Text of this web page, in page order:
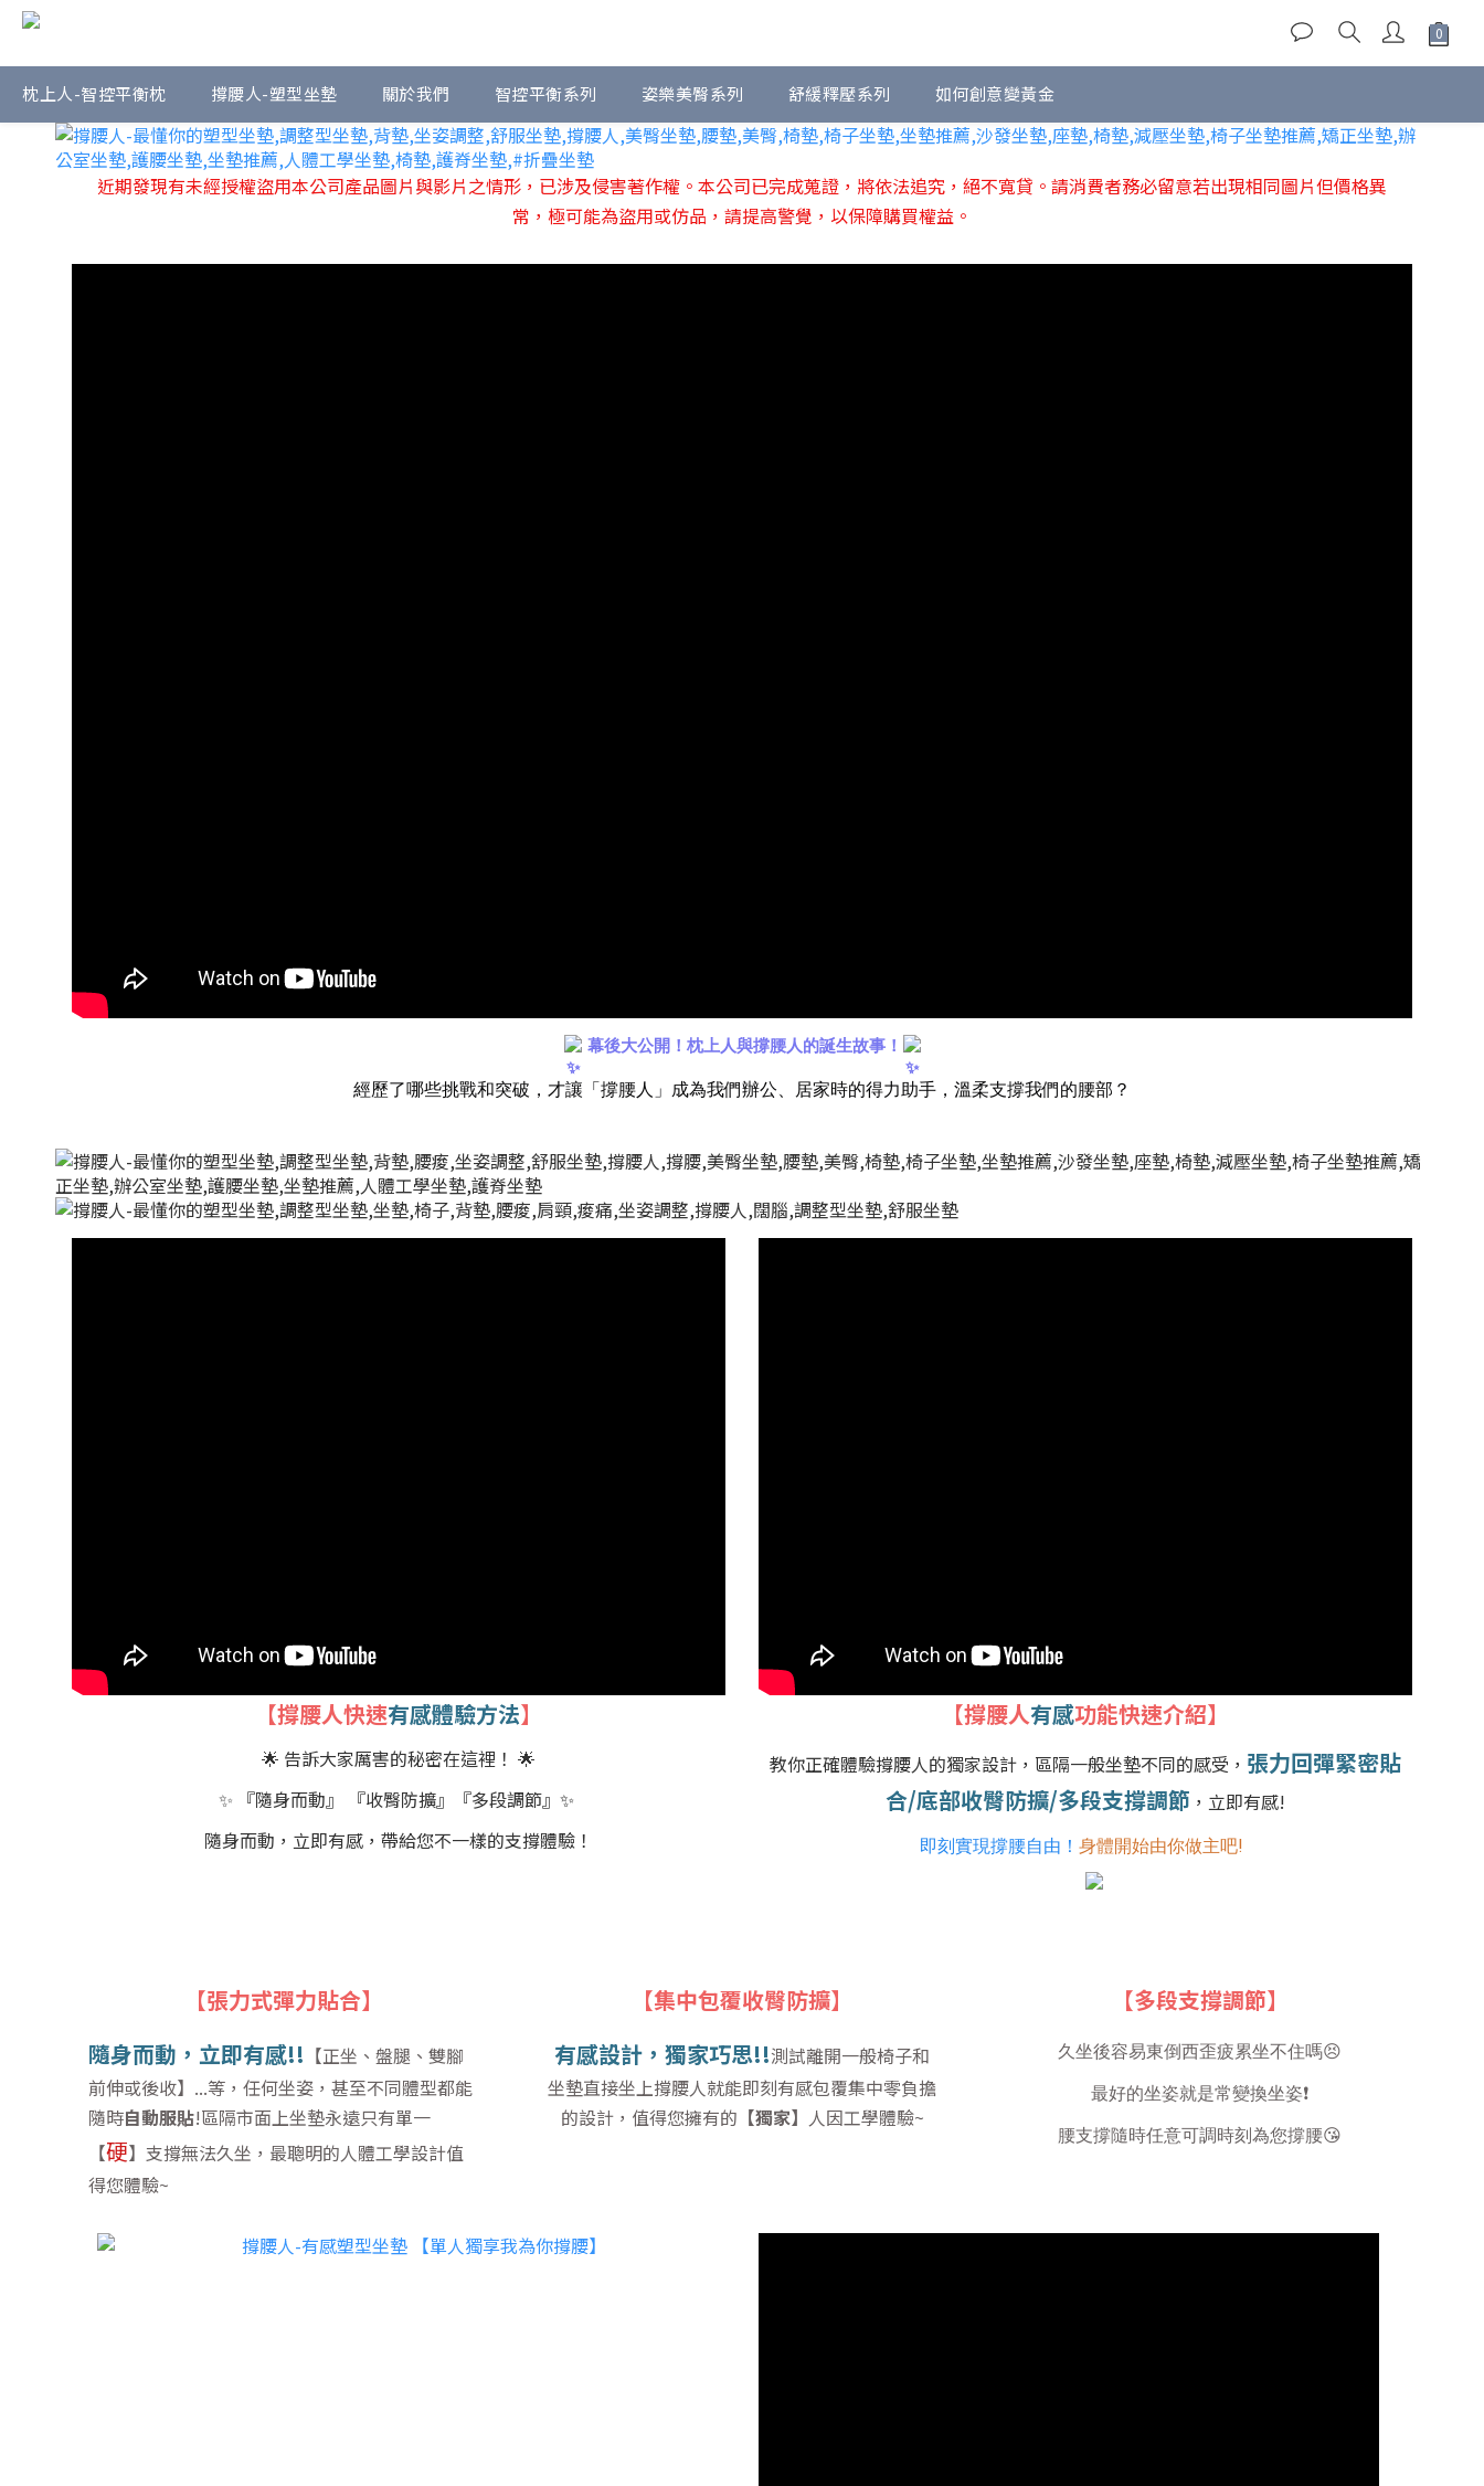
枕上人-智控平衡枕 撐腰人-塑型坐墊 關於我們 智控平衡系列 姿樂美臀系列 舒緩釋壓系列 如何創意變黃金
近期發現有未經授權盜用本公司產品圖片與影片之情形，已涉及侵害著作權。本公司已完成蒐證，將依法追究，絕不寬貸。 請消費者務必留意若出現相同圖片但價格異
常，極可能為盜用或仿品，請提高警覺 ，以保障購買權益。
幕後大公開！枕上人與撐腰人的誕生故事！
經歷了哪些挑戰和突破，才讓「撐腰人」成為我們辦公、居家時的得力助手，溫柔支撐我們的腰部？
【撐腰人快速有感體驗方法】
🌟 告訴大家厲害的秘密在這裡！ 🌟
✨ 『隨身而動』 『收臀防擴』『多段調節』 ✨
隨身而動，立即有感，帶給您不一樣的支撐體驗！
【撐腰人有感功能快速介紹】
教你正確體驗撐腰人的獨家設計，區隔一般坐墊不同的感受， 張力回彈緊密貼
合/底部收臀防擴/多段支撐調節 ，立即有感!
即刻實現撐腰自由！ 身體開始由你做主吧!
【張力式彈力貼合】
隨身而動，立即有感!! 【正坐、盤腿、雙腳
前伸或後收】 ...等，任何坐姿，甚至不同體型都能
隨時自動服貼!區隔市面上坐墊永遠只有單一
【硬】支撐無法久坐，最聰明的人體工學設計值
得您體驗~
【集中包覆收臀防擴】
有感設計，獨家巧思!!測試離開一般椅子和
坐墊直接坐上撐腰人就能即刻有感包覆集中零負擔
的設計，值得您擁有的 【獨家】 人因工學體驗~
【多段支撐調節】
久坐後容易東倒西歪疲累坐不住嗎😣
最好的坐姿就是常變換坐姿❗️
腰支撐隨時任意可調時刻為您撐腰😘